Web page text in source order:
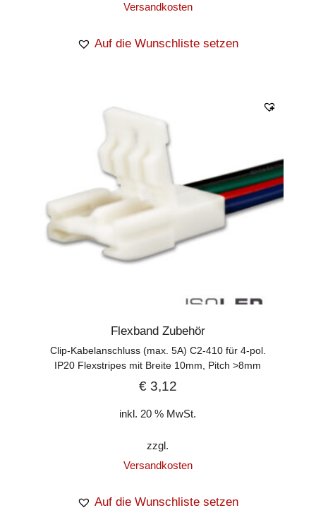
Versandkosten
Auf die Wunschliste setzen
Flexband Zubehör
Clip-Kabelanschluss (max. 5A) C2-410 für 4-pol.
IP20 Flexstripes mit Breite 10mm, Pitch >8mm
€3,12
inkl. 20 % MwSt.
zzgl.
Versandkosten
Auf die Wunschliste setzen